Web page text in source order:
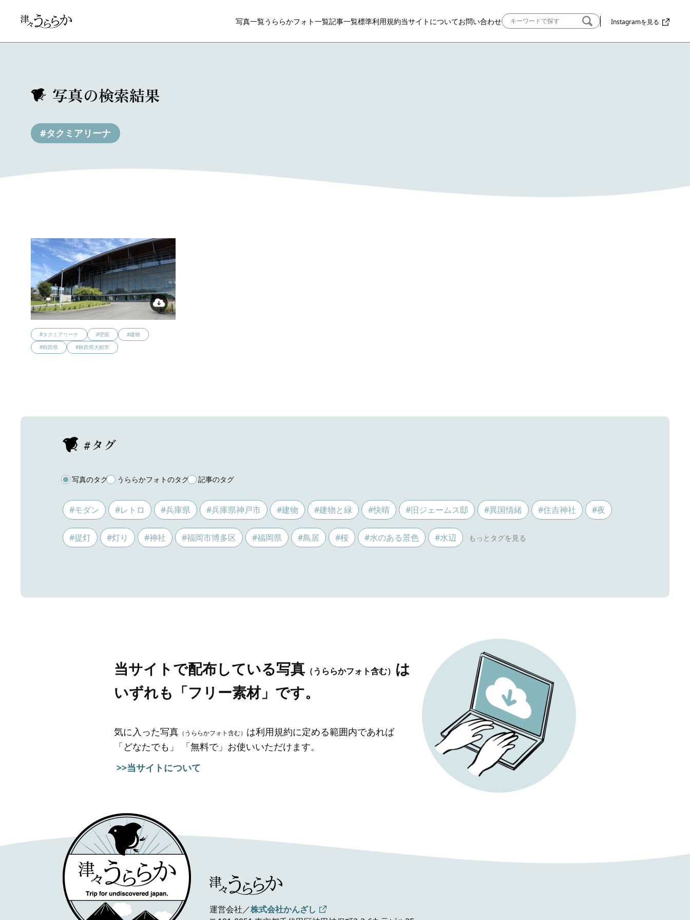
写真一覧うららかフォト一覧記事一覧標準利用規約当サイトについてお問い合わせ Instagramを見る
写真の検索結果
#タクミアリーナ
#タクミアリーナ #壁面
#建物
#秋田県
#秋田県大館市
#タグ
写真のタグ うららかフォトのタグ 記事のタグ
#モダン #レトロ #兵庫県 #兵庫県神戸市 #建物 #建物と緑 #快晴 #旧ジェームス邸 #異国情緒 #住吉神社 #夜
#提灯 #灯り #神社 #福岡市博多区 #福岡県 #鳥居 #桜 #水のある景色 #水辺
当サイトで配布している写真 （うららかフォト含む） は
いずれも「フリー素材」です。
気に入った写真 （うららかフォト含む） は利用規約に定める範囲内であれば
「どなたでも」 「無料で」お使いいただけます。
>>当サイトについて
運営会社／株式会社かんざし